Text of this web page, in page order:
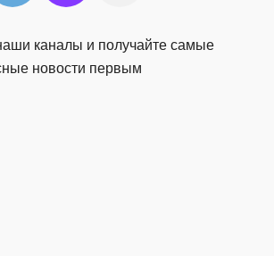
каналы и получайте самые
новости первым